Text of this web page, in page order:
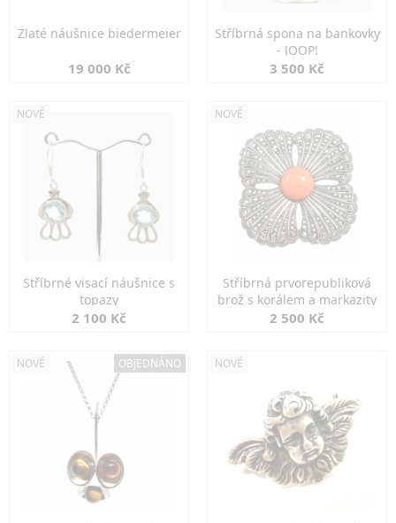
Zlaté náušnice biedermeier
19 000 Kč
Stříbrná spona na bankovky
- JOOP!
3 500 Kč
NOVÉ
Stříbrné visací náušnice s
topazy
2 100 Kč
NOVÉ
Stříbrná prvorepubliková
brož s korálem a markazity
2 500 Kč
NOVÉ OBJEDNÁNO NOVÉ